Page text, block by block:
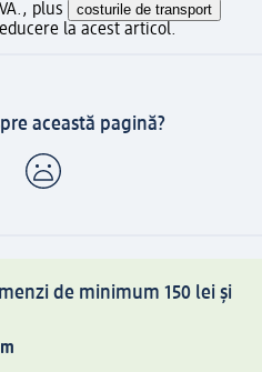
plus costurile de transport
la acest articol.
această pagină?
de minimum 150 lei și